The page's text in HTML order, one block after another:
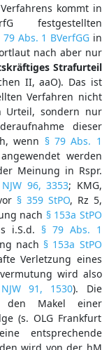
kommt in
festgestellten
79 Abs. 1 BVerfGGin
nach aber nur
Strafurteil
II, aaO). Das ist
Verfahren nicht
Urteil, sondern nur
dieser
wenn § 79 Abs. 1
werden
Meinung in Rspr.
NJW 96, 3353; KMG,
§ 359 StPO, Rz 5,
nach § 153a StPO
i.S.d. § 79 Abs. 1
nach § 153a StPO
Verletzung eines
wird also
NJW 91, 1530). Die
den Makel einer
(s. OLG Frankfurt
entsprechende
wird von der hM